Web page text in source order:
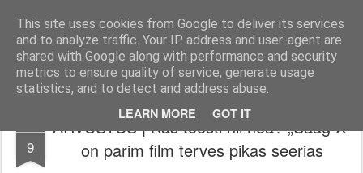
This site uses cookies from Google to deliver its services
and to analyze traffic. Your IP address and user-agent are
shared with Google along with performance and security
metrics to ensure quality of service, generate usage
statistics, and to detect and address abuse.
LEARN MORE GOT IT
Filmid, mängud ja muu huvitav! Filmi-, mängu- ja tootearvustused, TOP nimekirjad ja palju muud huvitavat.
Pages
9
ARVUSTUS | Kas tõesti nii hea? „Saag X“
on parim film terves pikas seerias